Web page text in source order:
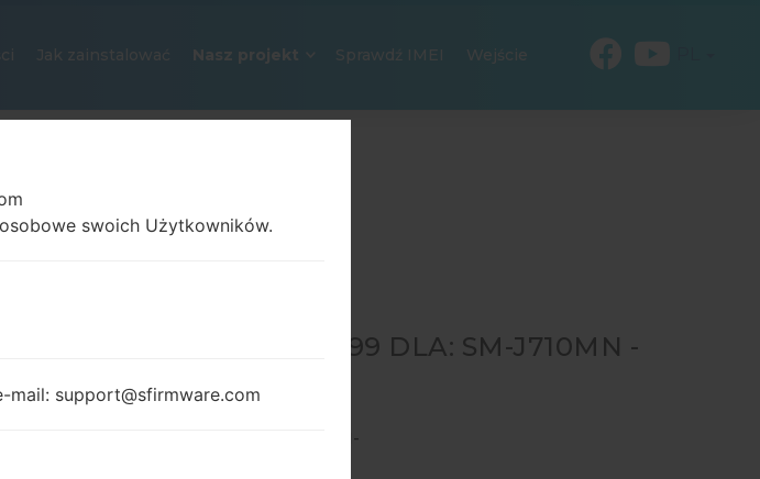
Jak zainstalować Nasz projekt Sprawdź IMEI Wejście
#16999 DLA: SM-J710MN -
J7 2016
SM-
swoich Użytkowników.
mail: support@sfirmware.com